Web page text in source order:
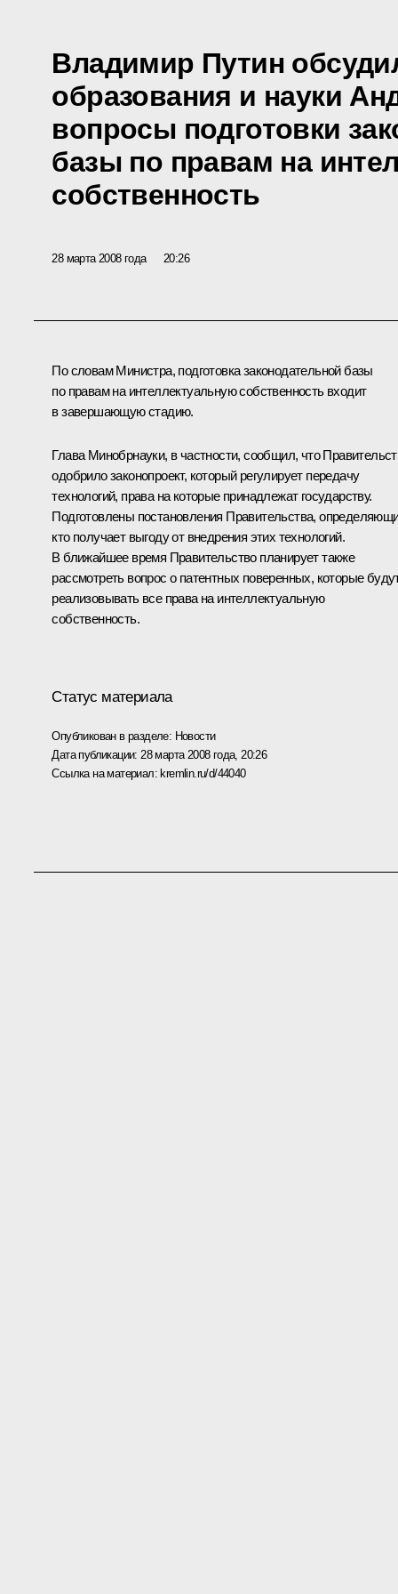
Владимир Путин
образования и науки
вопросы подготовки
базы по правам на
собственность
28 марта 2008 года 20:26
По словам Министра, подготовка законодательной базы
по правам на интеллектуальную собственность входит
в завершающую стадию.
Глава Минобрнауки, в частности, сообщил, что
одобрило законопроект, который регулирует передачу
технологий, права на которые принадлежат государству.
Подготовлены постановления Правительства,
кто получает выгоду от внедрения этих технологий.
В ближайшее время Правительство планирует также
рассмотреть вопрос о патентных поверенных, которые
реализовывать все права на интеллектуальную
собственность.
Статус материала
Опубликован в разделе: Новости
Дата публикации: 28 марта 2008 года, 20:26
Ссылка на материал:kremlin.ru/d/44040